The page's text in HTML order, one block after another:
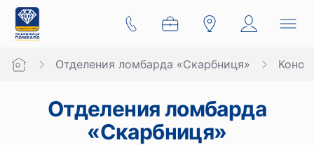
Отделения ломбарда «Скарбниця»
Отделения ломбарда
«Скарбниця»